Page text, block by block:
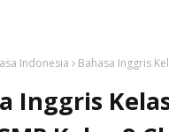
Indonesia Bahasa Inggris
Inggris